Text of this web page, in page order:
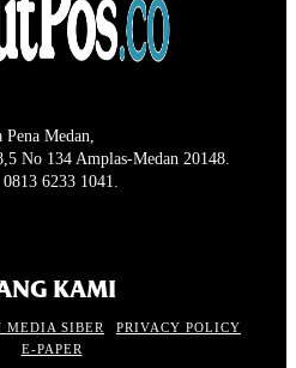
Pena Medan,
No 134 Amplas-Medan 20148.
6233 1041.
KAMI
MEDIA SIBER
PRIVACY POLICY
E-PAPER